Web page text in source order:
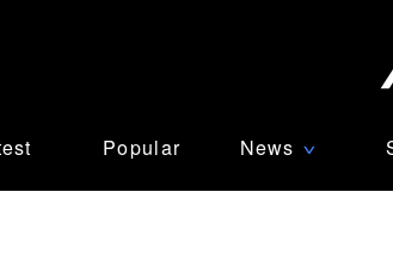
Popular News ∨